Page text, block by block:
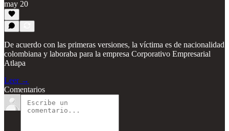
may 20
De acuerdo con las primeras versiones, la víctima es de nacionalidad
colombiana y laboraba para la empresa Corporativo Empresarial
Atlapa
Leer →
Comentarios